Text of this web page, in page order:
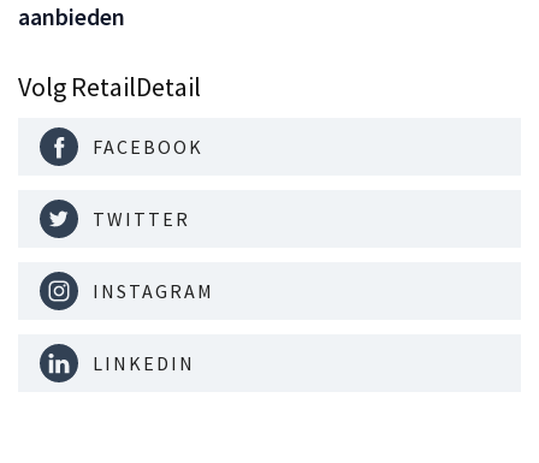
aanbieden
Volg RetailDetail
FACEBOOK
TWITTER
INSTAGRAM
LINKEDIN